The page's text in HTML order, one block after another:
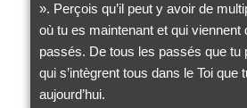
». Perçois qu’il peut y avoir de
où tu es maintenant et qui viennent
passés. De tous les passés que tu
qui s’intègrent tous dans le Toi que
aujourd’hui.